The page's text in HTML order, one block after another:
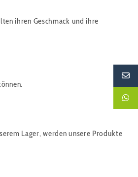
ihren Geschmack und ihre
Lager, werden unsere Produkte